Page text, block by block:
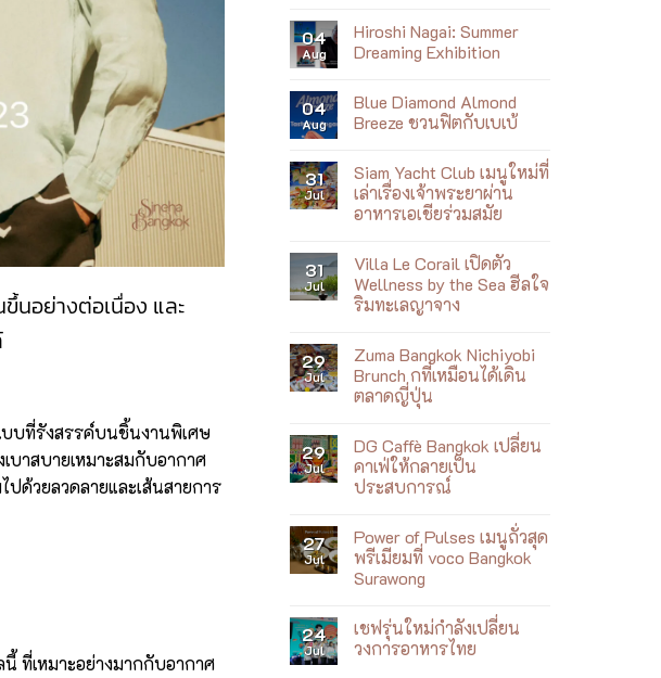
นอย่างต่อเนื่อง และ
บบที่รังสรรค์บนชิ้นงานพิเศษ
บาสบายเหมาะสมกับอากาศ
ด้วยลวดลายและเส้นสายการ
ที่เหมาะอย่างมากกับอากาศ
X
เสิร์ฟ
ข้าว
ราชวงศ์
บน
เที่ยว
on
Khao
Jaan
สาขา
ใหม่
ที่
04
Aug
Hiroshi Nagai: Summer
Dreaming Exhibition
on
Hiroshi
Nagai:
Exhibition
04
Aug
Blue Diamond Almond
Breeze ชวนฟิตกับเบเบ้
on
Blue
Diamond
Almond
ฟิต
กับ
เบ
เบ้
31
Jul
Siam Yacht Club เมนูใหม่ที่
เล่าเรื่องเจ้าพระยาผ่าน
อาหารเอเชียร่วมสมัย
on
Siam
Yacht
Club
ที่
เล่า
เรื่อง
เจ้าพระยา
ผ่าน
ร่วม
สมัย
31
Jul
Villa Le Corail เปิดตัว
Wellness by the Sea ฮีลใจ
ริมทะเลญาจาง
on
Villa
Le
Corail
Wellness
by
the
Sea
ฮีล
ทะเล
ญา
จาง
29
Jul
Zuma Bangkok Nichiyobi
Brunch กที่เหมือนได้เดิน
ตลาดญี่ปุ่น
on
Zuma
Bangkok
Nichiyobi
ที่
เหมือน
ได้
เดิน
ตลาด
29
Jul
DG Caffè Bangkok เปลี่ยน
คาเฟ่ให้กลายเป็น
ประสบการณ์
on
DG
Caffè
Bangkok
ให้
กลาย
เป็น
27
Jul
Power of Pulses เมนูถั่วสุด
พรีเมียมที่ voco Bangkok
Surawong
Comments
on
Power
of
24
Jul
เชฟรุ่นใหม่กำลังเปลี่ยน
วงการอาหารไทย